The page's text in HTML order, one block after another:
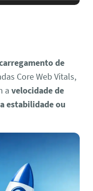
de
Core Web Vitals,
avelocidade de
estabilidade ou